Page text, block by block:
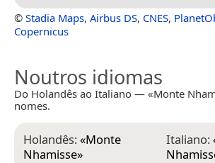
© Stadia Maps, Airbus DS, CNES,
Copernicus
Noutros idiomas
Do Holandês ao Italiano — «Monte
nomes.
Holandês:«Monte
Nhamisse»
Italiano: